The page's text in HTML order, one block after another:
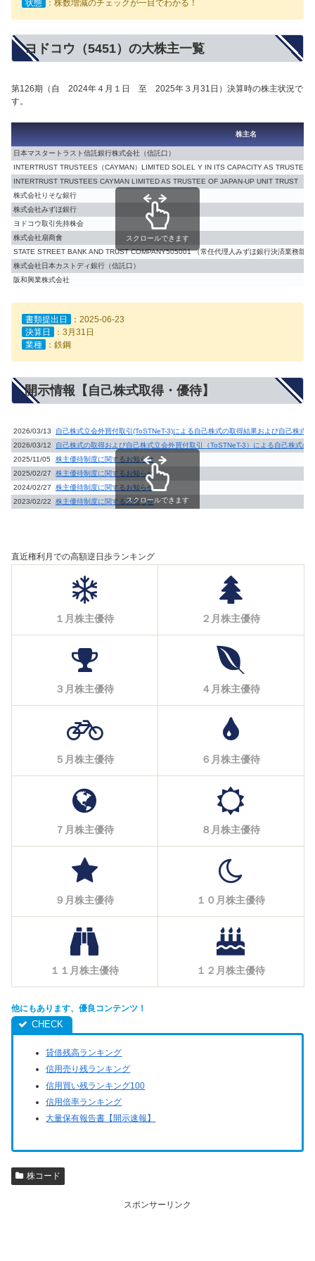
状態 ：株数増減のチェックが一目でわかる！
ヨドコウ（5451）の大株主一覧
第126期（自 2024年４月１日 至 2025年３月31日）決算時の株主状況で
す。
株主名
日本マスタートラスト信託銀行株式会社（信託口）
INTERTRUST TRUSTEES（CAYMAN）LIMITED SOLEL Y IN ITS CAPACITY AS TRUSTEE
INTERTRUST TRUSTEES CAYMAN LIMITED AS TRUSTEE OF JAPAN-UP UNIT TRUST （
株式会社りそな銀行
株式会社みずほ銀行
ヨドコウ取引先持株会
株式会社扇商會
STATE STREET BANK AND TRUST COMPANY505001 （常任代理人みずほ銀行決済業務部）
株式会社日本カストディ銀行（信託口）
阪和興業株式会社
スクロールできます
書類提出日
：2025-06-23
決算日
：3月31日
業種
：鉄鋼
開示情報【自己株式取得・優待】
2026/03/13
自己株式立会外買付取引(ToSTNeT-3)による自己株式の取得結果および自己株式
2026/03/12
自己株式の取得および自己株式立会外買付取引（ToSTNeT-3）による自己株式の
2025/11/05
株主優待制度に関するお知らせ
2025/02/27
株主優待制度に関するお知らせ
2024/02/27
株主優待制度に関するお知らせ
2023/02/22
株主優待制度に関するお知らせスクロールできます
直近権利月での高額逆日歩ランキング
１月株主優待 ２月株主優待
３月株主優待 ４月株主優待
５月株主優待 ６月株主優待
７月株主優待 ８月株主優待
９月株主優待 １０月株主優待
１１月株主優待 １２月株主優待
他にもあります、優良コンテンツ！
貸借残高ランキング
信用売り残ランキング
信用買い残ランキング100
信用倍率ランキング
大量保有報告書【開示速報】
株コード
スポンサーリンク